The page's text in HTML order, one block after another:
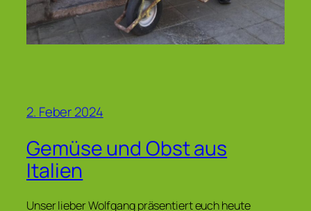
2. Feber 2024
Gemüse und Obst aus
Italien
Unser lieber Wolfgang präsentiert euch heute